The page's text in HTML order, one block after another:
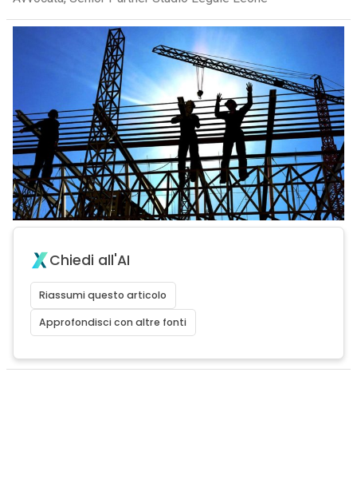
Chiedi all'AI
Riassumi questo articolo
Approfondisci con altre fonti